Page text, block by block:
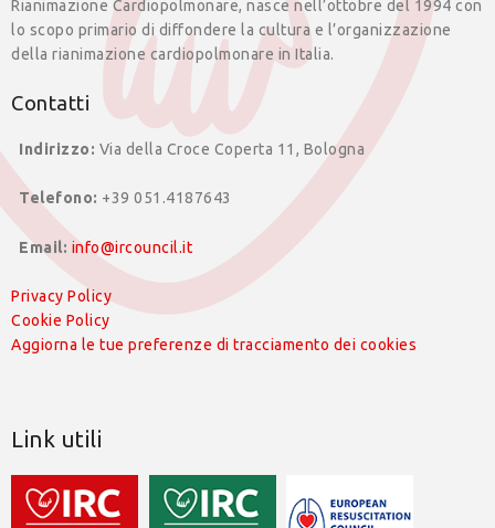
Rianimazione Cardiopolmonare, nasce nell’ottobre del 1994 con
lo scopo primario di diffondere la cultura e l’organizzazione
della rianimazione cardiopolmonare in Italia.
Contatti
Indirizzo: Via della Croce Coperta 11, Bologna
Telefono: +39 051.4187643
Email: info@ircouncil.it
Privacy Policy
Cookie Policy
Aggiorna le tue preferenze di tracciamento dei cookies
Link utili